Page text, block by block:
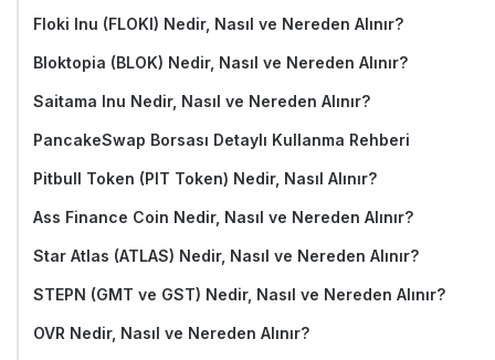
Floki Inu (FLOKI) Nedir, Nasıl ve Nereden Alınır?
Bloktopia (BLOK) Nedir, Nasıl ve Nereden Alınır?
Saitama Inu Nedir, Nasıl ve Nereden Alınır?
PancakeSwap Borsası Detaylı Kullanma Rehberi
Pitbull Token (PIT Token) Nedir, Nasıl Alınır?
Ass Finance Coin Nedir, Nasıl ve Nereden Alınır?
Star Atlas (ATLAS) Nedir, Nasıl ve Nereden Alınır?
STEPN (GMT ve GST) Nedir, Nasıl ve Nereden Alınır?
OVR Nedir, Nasıl ve Nereden Alınır?